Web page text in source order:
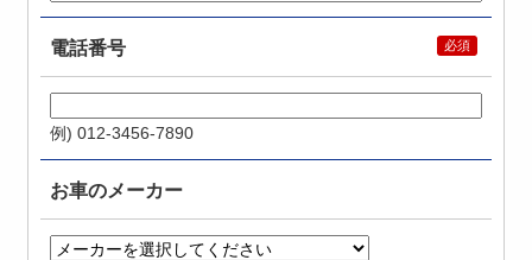
電話番号
例) 012-3456-7890
お車のメーカー